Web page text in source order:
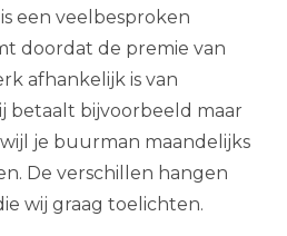
een veelbesproken
doordat de premie van
afhankelijk is van
betaalt bijvoorbeeld maar
je buurman maandelijks
De verschillen hangen
wij graag toelichten.